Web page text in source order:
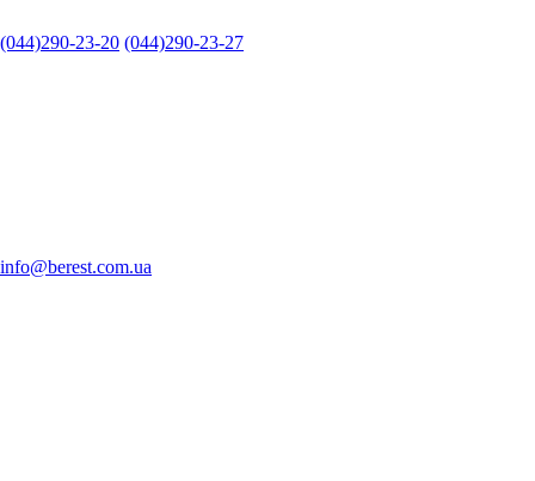
(044)290-23-20 (044)290-23-27
info@berest.com.ua